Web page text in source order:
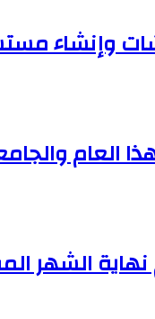
وإنشاء
نهاية الشهر